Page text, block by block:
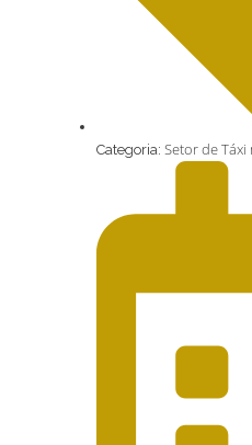
Categoria:Setor de Táxi